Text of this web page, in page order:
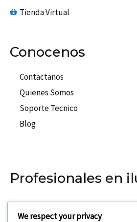
Tienda Virtual
Conocenos
Contactanos
Quienes Somos
Soporte Tecnico
Blog
Profesionales en
Nuestra empresa se especializa en
We respect your privacy